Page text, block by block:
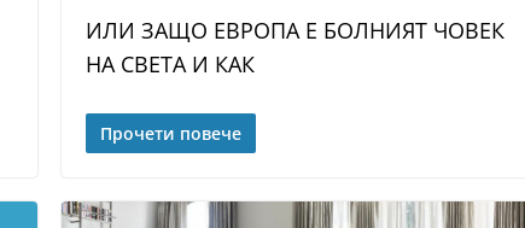
ИЛИ ЗАЩО ЕВРОПА Е БОЛНИЯТ ЧОВЕК
НА СВЕТА И КАК
Прочети повече